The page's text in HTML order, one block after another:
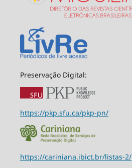
Preservação Digital:
https://pkp.sfu.ca/pkp-pn/
https://cariniana.ibict.br/listas-2/